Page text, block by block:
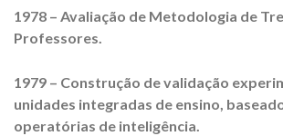
1978 – Avaliação de Metodologia de
Professores.
1979 – Construção de validação
unidades integradas de ensino,
operatórias de inteligência.